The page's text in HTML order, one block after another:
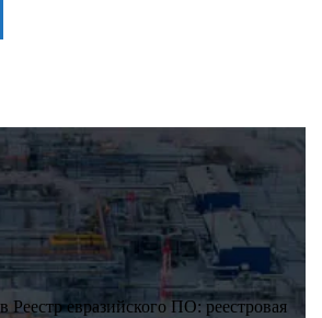
Реестр евразийского ПО: реестровая